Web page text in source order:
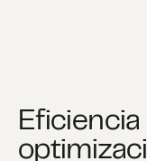
Eficiencia